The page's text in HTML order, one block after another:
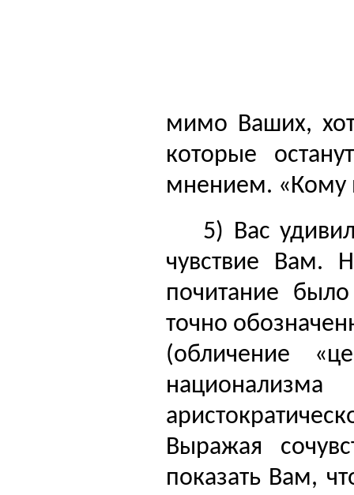
мимо Ваших,
которые
мнением. «Кому
5) Вас
чувствие Вам.
почитание
точно
(обличение
Выражая
показать Вам,